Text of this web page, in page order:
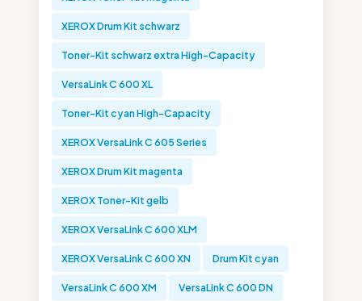
XEROX Drum Kit schwarz
Toner-Kit schwarz extra High-Capacity
VersaLink C 600 XL
Toner-Kit cyan High-Capacity
XEROX VersaLink C 605 Series
XEROX Drum Kit magenta
XEROX Toner-Kit gelb
XEROX VersaLink C 600 XLM
XEROX VersaLink C 600 XN Drum Kit cyan
VersaLink C 600 XM VersaLink C 600 DN